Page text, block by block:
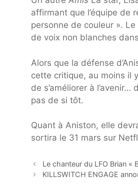
affirmant que l’équipe de
personne de couleur ».
de voix non blanches
Alors que la défense
cette critique, au moins il
de s’améliorer à
pas de si tôt.
Quant à Aniston, elle
sortira le 31 mars sur
Le chanteur du LFO Brian «
KILLSWITCH ENGAGE